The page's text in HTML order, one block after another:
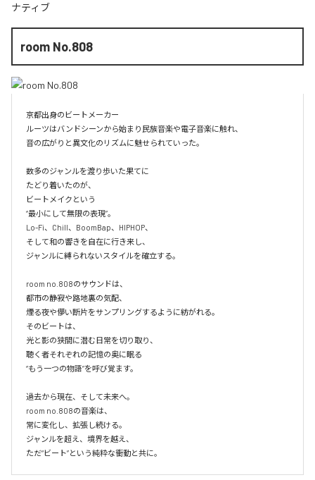
ナティブ
room No.808
京都出身のビートメーカー
ルーツはバンドシーンから始まり民族音楽や電子音楽に触れ、
音の広がりと異文化のリズムに魅せられていった。
数多のジャンルを渡り歩いた果てに
たどり着いたのが、
ビートメイクという
“最小にして無限の表現”。
Lo-Fi、Chill、BoomBap、HIPHOP、
そして和の響きを自在に行き来し、
ジャンルに縛られないスタイルを確立する。
room no.808のサウンドは、
都市の静寂や路地裏の気配、
煙る夜や儚い断片をサンプリングするように紡がれる。
そのビートは、
光と影の狭間に潜む日常を切り取り、
聴く者それぞれの記憶の奥に眠る
“もう一つの物語”を呼び覚ます。
過去から現在、そして未来へ。
room no.808の音楽は、
常に変化し、拡張し続ける。
ジャンルを超え、境界を越え、